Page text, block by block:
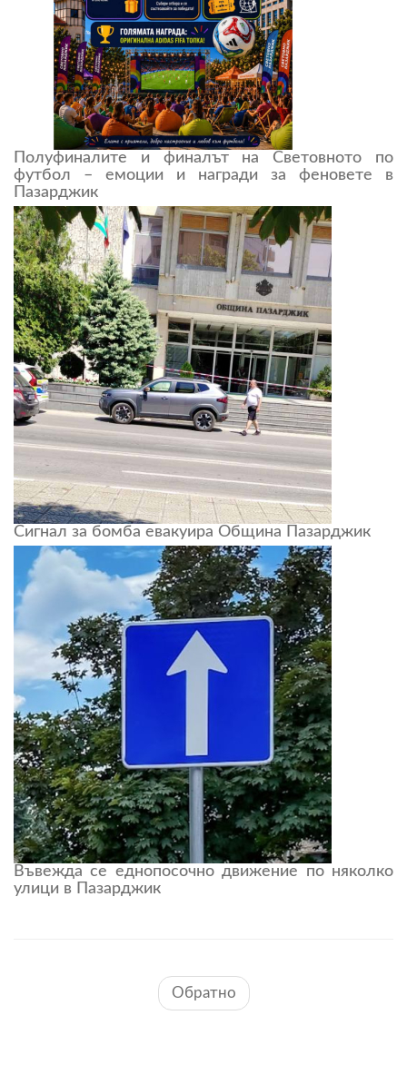
Полуфиналите и финалът на Световното по
футбол – емоции и награди за феновете в
Пазарджик
Сигнал за бомба евакуира Община Пазарджик
Въвежда се еднопосочно движение по няколко
улици в Пазарджик
Обратно